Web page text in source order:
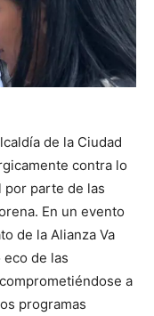
de la Ciudad
contra lo
por parte de las
En un evento
de la Alianza Va
eco de las
a
programas